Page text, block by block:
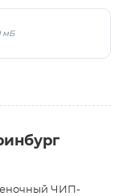
мБ
ЧИП-